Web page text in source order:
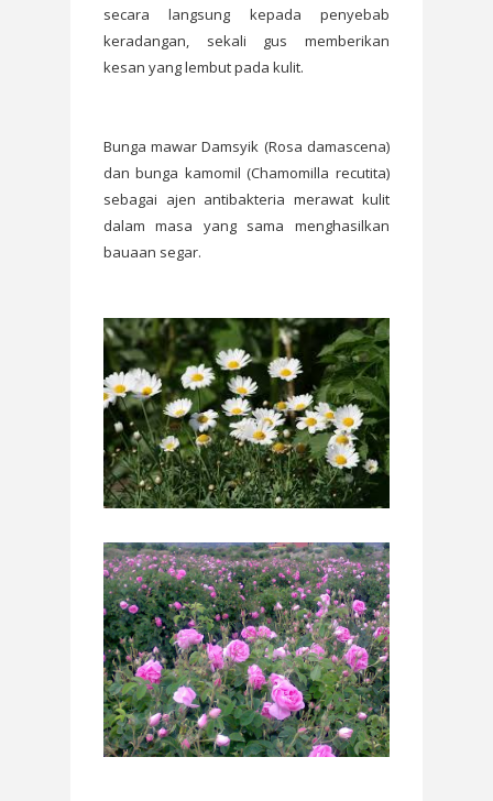
secara langsung kepada penyebab
keradangan, sekali gus memberikan
kesan yang lembut pada kulit.
Bunga mawar Damsyik (Rosa damascena)
dan bunga kamomil (Chamomilla recutita)
sebagai ajen antibakteria merawat kulit
dalam masa yang sama menghasilkan
bauaan segar.